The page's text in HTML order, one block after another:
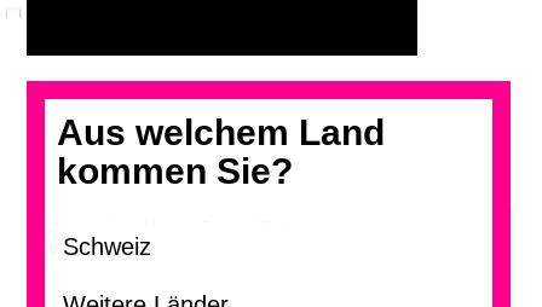
Aus welchem Land
kommen Sie?
Herzog & de Meuron, Forum UZH, Ansichten